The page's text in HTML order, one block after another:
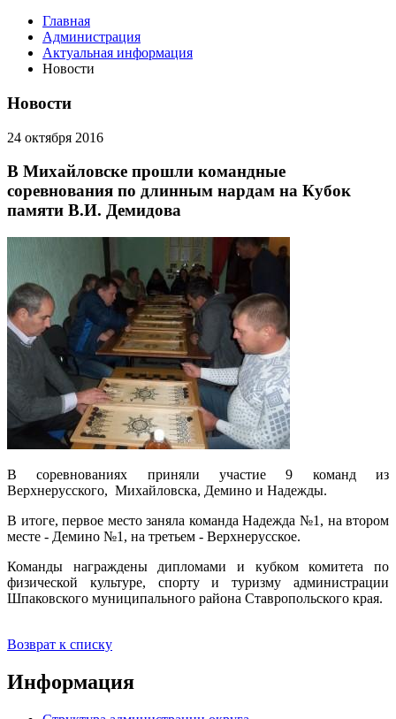
Главная
Администрация
Актуальная информация
Новости
Новости
24 октября 2016
В Михайловске прошли командные
соревнования по длинным нардам на Кубок
памяти В.И. Демидова
В соревнованиях приняли участие 9 команд из
Верхнерусского, Михайловска, Демино и Надежды.
В итоге, первое место заняла команда Надежда №1, на втором
месте - Демино №1, на третьем - Верхнерусское.
Команды награждены дипломами и кубком комитета по
физической культуре, спорту и туризму администрации
Шпаковского муниципального района Ставропольского края.
Возврат к списку
Информация